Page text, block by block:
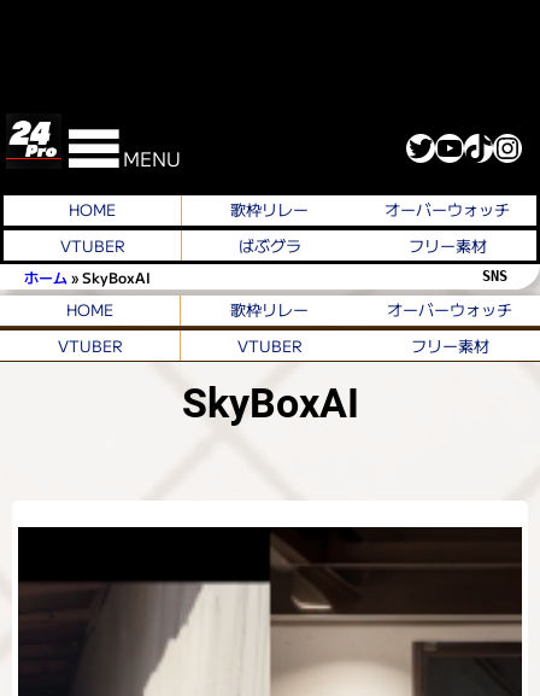
MENU Twitter YouTube TikTok Instagram
HOME 歌枠リレー
オーバーウォッチ
VTUBER
ばぶグラ フリー素材
ホーム »SkyBoxAI SNS
HOME 歌枠リレー
オーバーウォッチ
VTUBER
VTUBER フリー素材
SkyBoxAI